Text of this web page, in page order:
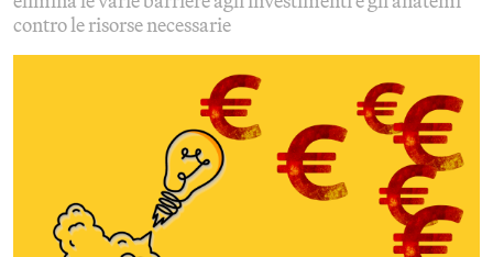
contro le risorse necessarie